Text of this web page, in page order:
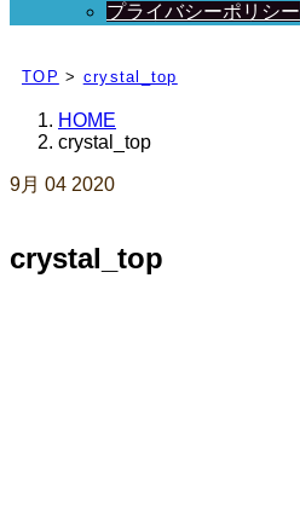
プライバシーポリシー
TOP > crystal_top
HOME
crystal_top
9月 04 2020
crystal_top